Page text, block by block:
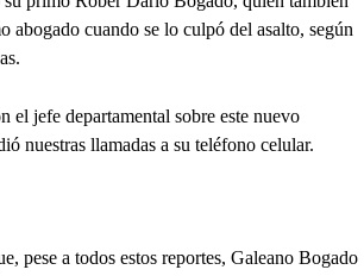
abogado cuando se lo culpó del asalto, según
el jefe departamental sobre este nuevo
nuestras llamadas a su teléfono celular.
pese a todos estos reportes, Galeano Bogado